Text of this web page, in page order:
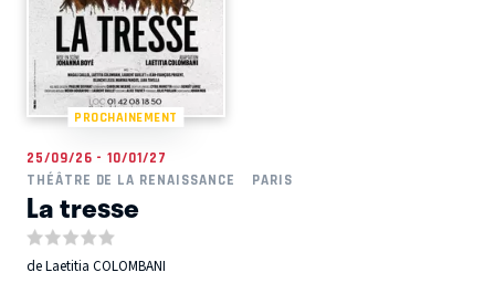
PROCHAINEMENT
25/09/26 - 10/01/27
THÉÂTRE DE LA RENAISSANCE
PARIS
La tresse
de Laetitia COLOMBANI